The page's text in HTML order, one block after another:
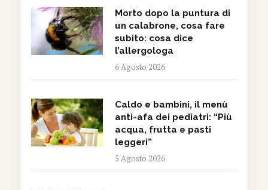
Morto dopo la puntura di
un calabrone, cosa fare
subito: cosa dice
l’allergologa
6 Agosto 2026
Caldo e bambini, il menù
anti-afa dei pediatri: “Più
acqua, frutta e pasti
leggeri”
5 Agosto 2026